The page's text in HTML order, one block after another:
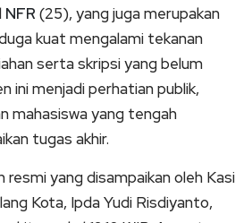
NFR (25), yang juga merupakan
kuat mengalami tekanan
serta skripsi yang belum
ini menjadi perhatian publik,
mahasiswa yang tengah
tugas akhir.
yang disampaikan oleh Kasi
Kota, Ipda Yudi Risdiyanto,